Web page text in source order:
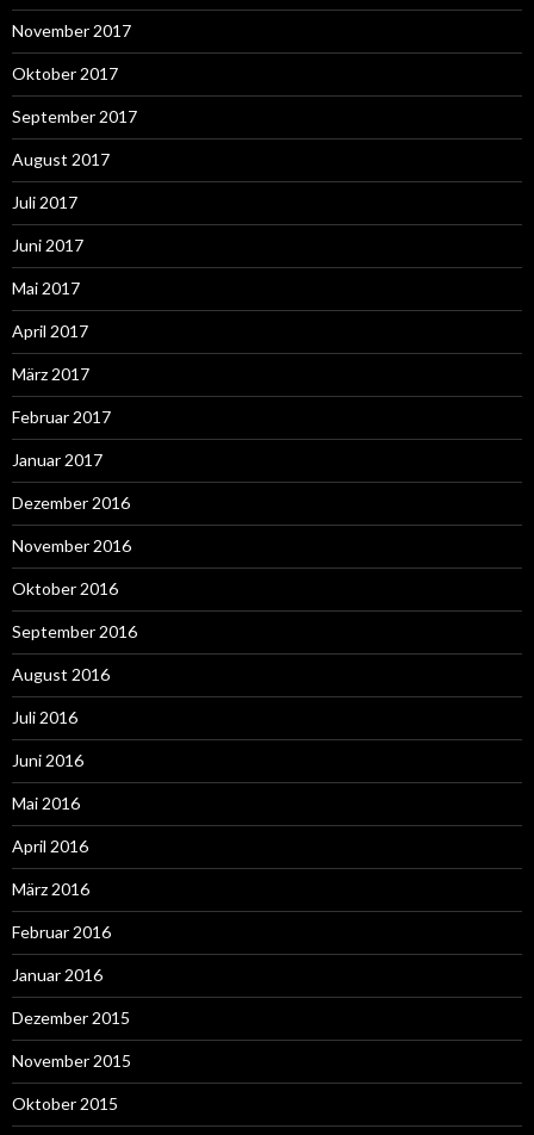
November 2017
Oktober 2017
September 2017
August 2017
Juli 2017
Juni 2017
Mai 2017
April 2017
März 2017
Februar 2017
Januar 2017
Dezember 2016
November 2016
Oktober 2016
September 2016
August 2016
Juli 2016
Juni 2016
Mai 2016
April 2016
März 2016
Februar 2016
Januar 2016
Dezember 2015
November 2015
Oktober 2015